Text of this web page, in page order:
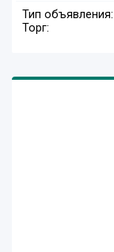
Тип объявления:
Торг: